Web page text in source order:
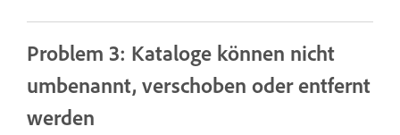
Problem 3: Kataloge können nicht
umbenannt, verschoben oder entfernt
werden